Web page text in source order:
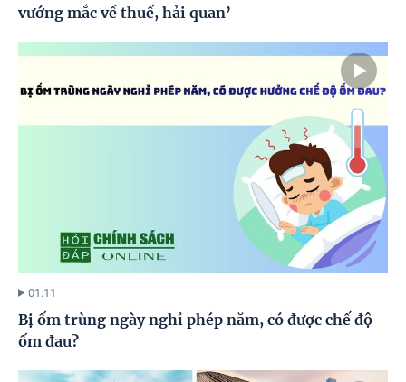
vướng mắc về thuế, hải quan’
01:11
Bị ốm trùng ngày nghỉ phép năm, có được chế độ
ốm đau?